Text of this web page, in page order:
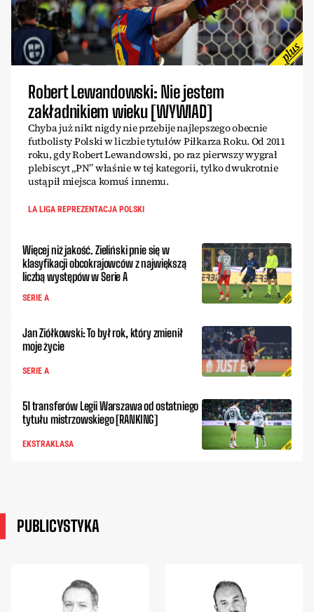
Robert Lewandowski: Nie jestem
zakładnikiem wieku [WYWIAD]
Chyba już nikt nigdy nie przebije najlepszego obecnie
futbolisty Polski w liczbie tytułów Piłkarza Roku. Od 2011
roku, gdy Robert Lewandowski, po raz pierwszy wygrał
plebiscyt „PN” właśnie w tej kategorii, tylko dwukrotnie
ustąpił miejsca komuś innemu.
LA LIGA REPREZENTACJA POLSKI
Więcej niż jakość. Zieliński pnie się w
klasyfikacji obcokrajowców z największą
liczbą występów w Serie A
SERIE A
Jan Ziółkowski: To był rok, który zmienił
moje życie
SERIE A
51 transferów Legii Warszawa od ostatniego
tytułu mistrzowskiego [RANKING]
EKSTRAKLASA
PUBLICYSTYKA